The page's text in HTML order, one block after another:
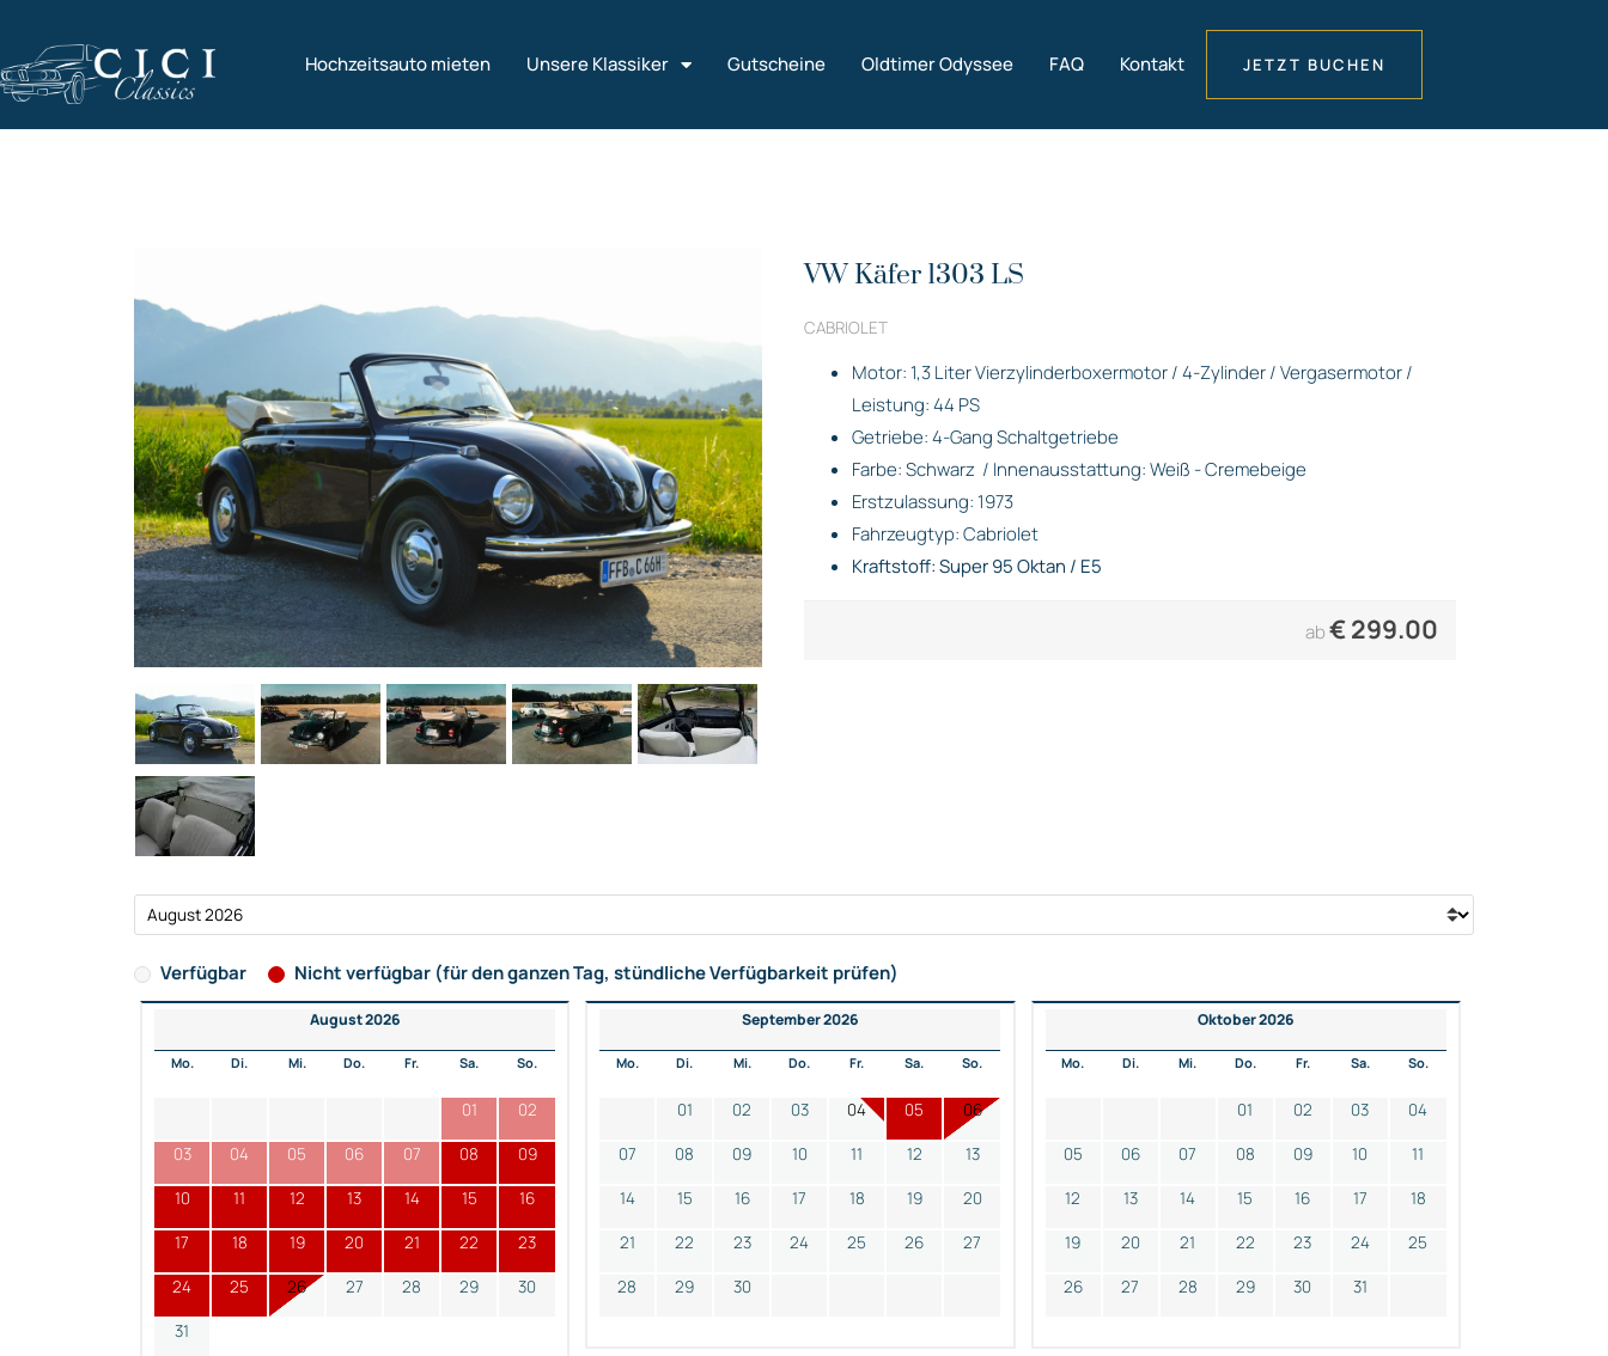
Hochzeitsauto mieten Unsere Klassiker Gutscheine Oldtimer Odyssee FAQ Kontakt JETZT BUCHEN
VW Käfer 1303 LS
CABRIOLET
Motor: 1,3 Liter Vierzylinderboxermotor / 4-Zylinder / Vergasermotor /
Leistung: 44 PS
Getriebe: 4-Gang Schaltgetriebe
Farbe: Schwarz / Innenausstattung: Weiß - Cremebeige
Erstzulassung: 1973
Fahrzeugtyp: Cabriolet
Kraftstoff: Super 95 Oktan / E5
ab€299.00
Verfügbar Nicht verfügbar (für den ganzen Tag, stündliche Verfügbarkeit prüfen)
August 2026
Mo. Di. Mi. Do. Fr. Sa. So.
01 02
03 04 05 06 07 08 09
10 11 12 13 14 15 16
17 18 19 20 21 22 23
24 25 26 27 28 29 30
31
September 2026
Mo. Di. Mi. Do. Fr. Sa. So.
01 02 03 04 05 06
07 08 09 10 11 12 13
14 15 16 17 18 19 20
21 22 23 24 25 26 27
28 29 30
Oktober 2026
Mo. Di. Mi. Do. Fr. Sa. So.
01 02 03 04
05 06 07 08 09 10 11
12 13 14 15 16 17 18
19 20 21 22 23 24 25
26 27 28 29 30 31